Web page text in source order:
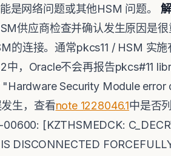
是网络问题或其他HSM 问题。
供应商检查并确认发生原因是
的连接。通常pkcs11 / HSM 实
中，Oracle不会再报告pkcs#11
Security Module
生，查看note 1228046.1中是否
00600: [KZTHSMEDCK:
DISCONNECTED